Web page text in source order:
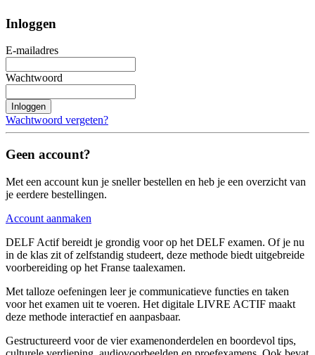
Inloggen
E-mailadres
Wachtwoord
Inloggen
Wachtwoord vergeten?
Geen account?
Met een account kun je sneller bestellen en heb je een overzicht van
je eerdere bestellingen.
Account aanmaken
DELF Actif bereidt je grondig voor op het DELF examen. Of je nu
in de klas zit of zelfstandig studeert, deze methode biedt uitgebreide
voorbereiding op het Franse taalexamen.
Met talloze oefeningen leer je communicatieve functies en taken
voor het examen uit te voeren. Het digitale LIVRE ACTIF maakt
deze methode interactief en aanpasbaar.
Gestructureerd voor de vier examenonderdelen en boordevol tips,